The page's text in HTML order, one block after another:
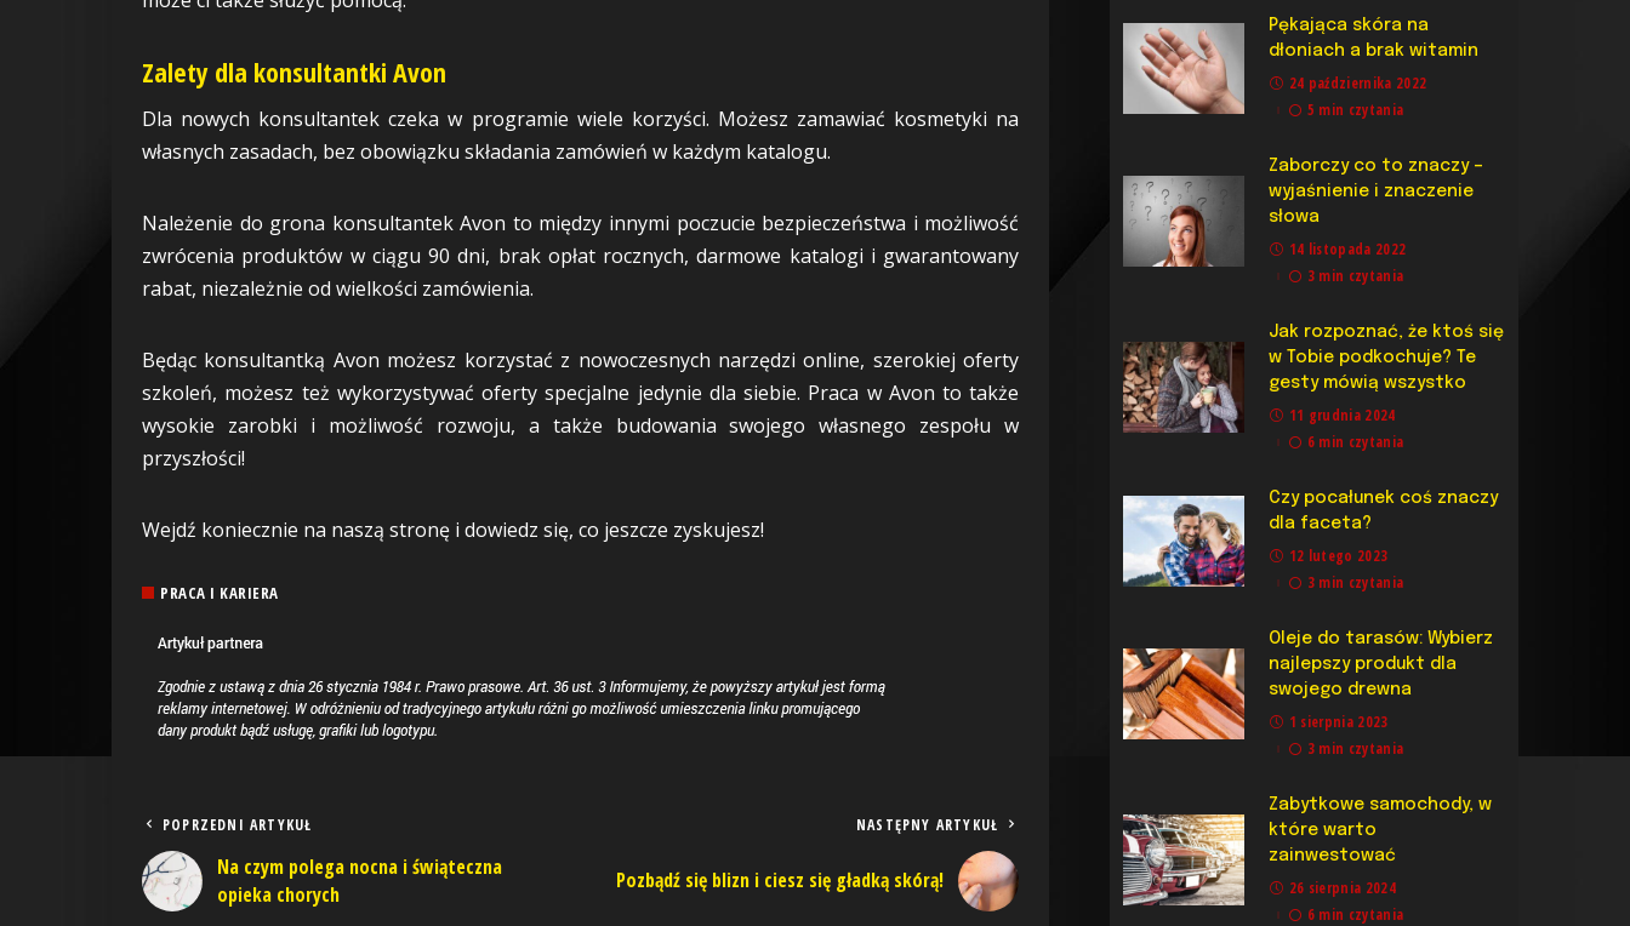
Zalety dla konsultantki Avon
Dla nowych konsultantek czeka w programie wiele korzyści. Możesz zamawiać kosmetyki na
własnych zasadach, bez obowiązku składania zamówień w każdym katalogu.
Należenie do grona konsultantek Avon to między innymi poczucie bezpieczeństwa i możliwość
zwrócenia produktów w ciągu 90 dni, brak opłat rocznych, darmowe katalogi i gwarantowany
rabat, niezależnie od wielkości zamówienia.
Będąc konsultantką Avon możesz korzystać z nowoczesnych narzędzi online, szerokiej oferty
szkoleń, możesz też wykorzystywać oferty specjalne jedynie dla siebie. Praca w Avon to także
wysokie zarobki i możliwość rozwoju, a także budowania swojego własnego zespołu w
przyszłości!
Wejdź koniecznie na naszą stronę i dowiedz się, co jeszcze zyskujesz!
PRACA I KARIERA
POPRZEDNI ARTYKUŁ
Na czym polega nocna i świąteczna
opieka chorych
NASTĘPNY ARTYKUŁ
Pozbądź się blizn i ciesz się gładką skórą!
Pękająca skóra na
dłoniach a brak witamin
24 października 2022
5 min czytania
Zaborczy co to znaczy –
wyjaśnienie i znaczenie
słowa
14 listopada 2022
3 min czytania
Jak rozpoznać, że ktoś się
w Tobie podkochuje? Te
gesty mówią wszystko
11 grudnia 2024
6 min czytania
Czy pocałunek coś znaczy
dla faceta?
12 lutego 2023
3 min czytania
Oleje do tarasów: Wybierz
najlepszy produkt dla
swojego drewna
1 sierpnia 2023
3 min czytania
Zabytkowe samochody, w
które warto
zainwestować
26 sierpnia 2024
6 min czytania